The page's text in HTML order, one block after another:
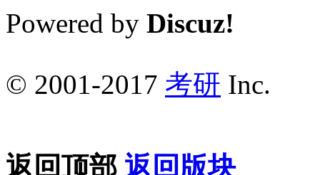
Powered by Discuz!
© 2001-2017 考研 Inc.
返回顶部 返回版块